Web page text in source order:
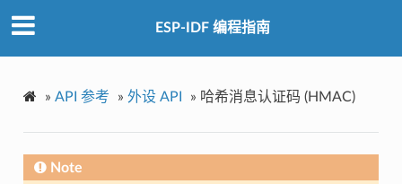
ESP-IDF 编程指南
» API 参考 » 外设 API » 哈希消息认证码 (HMAC)
Note